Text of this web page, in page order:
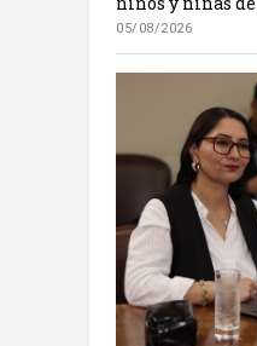
05/08/2026